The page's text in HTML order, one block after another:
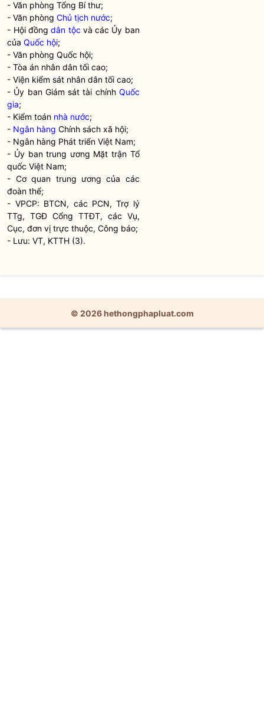
- Văn phòng Tổng Bí thư;
- Văn phòngChủ tịch nước;
- Hội đồngdân tộc và các Ủy ban
củaQuốc hội;
- Văn phòngQuốc hội;
- Tòa án nhân dân tối cao;
- Viện kiểm sát nhân dân tối cao;
- Ủy ban Giám sát tài chính Quốc
gia;
- Kiểm toán nhà nước;
- Ngân hàng Chính sách xã hội;
- Ngân hàng Phát triển Việt Nam;
- Ủy ban trung ương Mặt trận Tổ
quốc Việt Nam;
- Cơ quan trung ương của các
đoàn thể;
- VPCP: BTCN, các PCN, Trợ lý
TTg, TGĐ Cổng TTĐT, các Vụ,
Cục, đơn vị trực thuộc, Công báo;
- Lưu: VT, KTTH (3).
© 2026 hethongphapluat.com